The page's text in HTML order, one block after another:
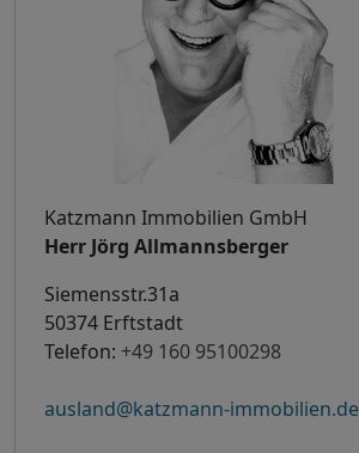
Katzmann Immobilien GmbH
Herr Jörg Allmannsberger
Siemensstr.31a
50374 Erftstadt
Telefon: +49 160 95100298
ausland@katzmann-immobilien.de